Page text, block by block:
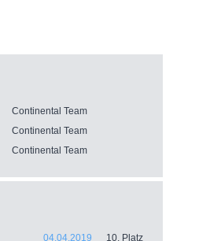
Continental Team
Continental Team
Continental Team
10. Platz
04.04.2019